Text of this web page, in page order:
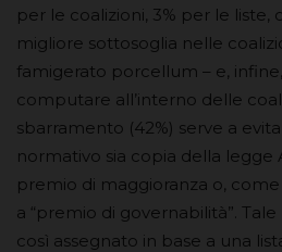
per le coalizioni, 3% per le
migliore sottosoglia nelle
famigerato porcellum – e,
computare all’interno delle
sbarramento (42%) serve a
normativo sia copia della legge
premio di maggioranza o,
a “premio di governabilità”.
così assegnato in base a una